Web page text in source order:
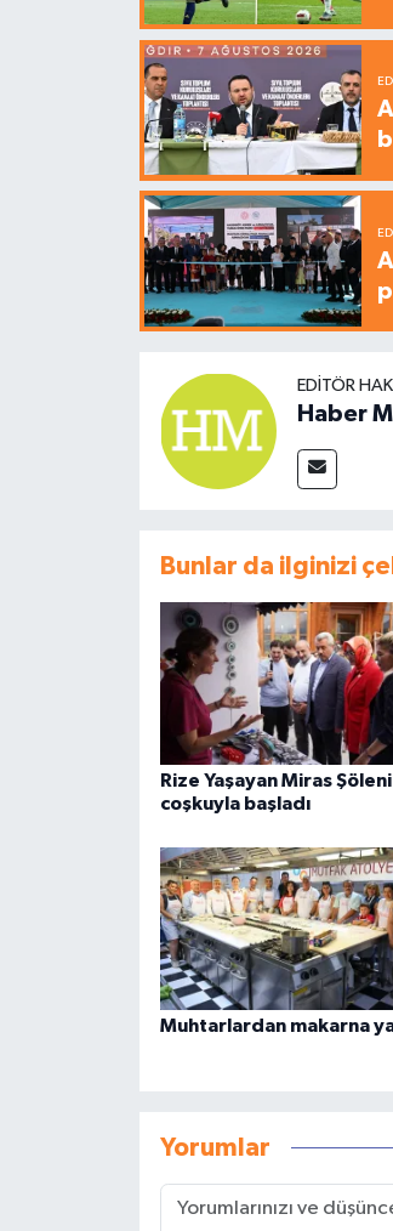
EDITÖR
Haber
Bunlar da ilginizi
Rize Yaşayan Miras Şöleni
coşkuyla başladı
Muhtarlardan makarna
Yorumlar